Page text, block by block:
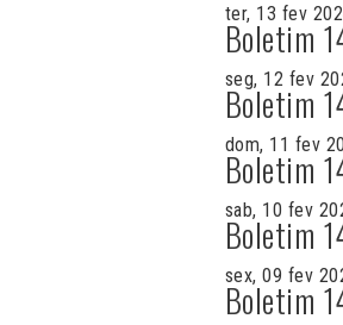
ter, 13 fev
Boletim
seg, 12 fev
Boletim
dom, 11 fev
Boletim
sab, 10 fev
Boletim
sex, 09 fev
Boletim